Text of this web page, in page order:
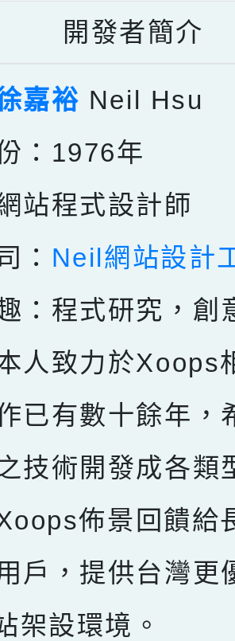
語-第二名
榮獲科學小創客佳
開發者簡介
嘉裕 Neil Hsu
：1976年
站程式設計師
： Neil網站設計
：程式研究，創
人致力於Xoops
已有數十餘年，
技術開發成各類
佈景回饋給
戶，提供台灣更
架設環境。